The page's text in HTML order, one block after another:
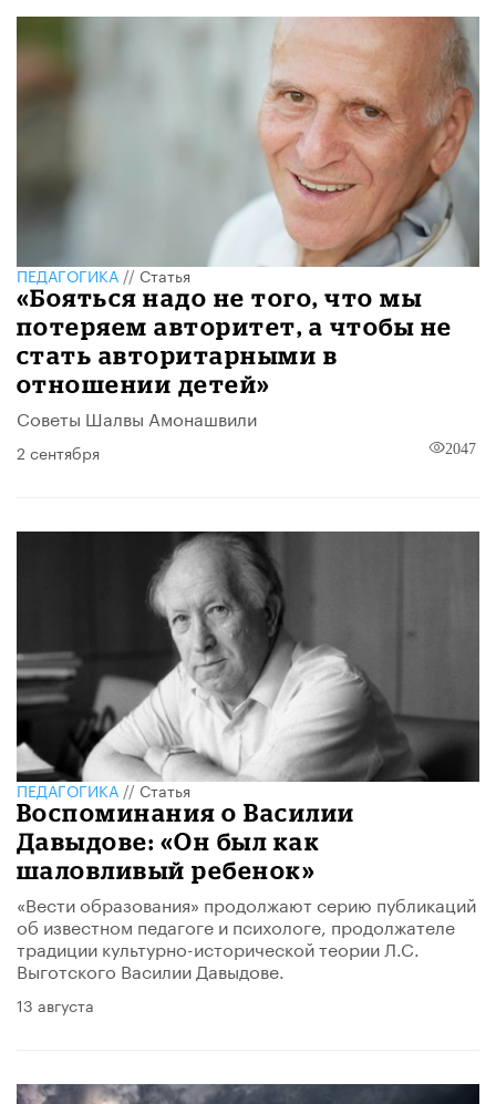
ПЕДАГОГИКА//Статья
«Бояться надо не того, что мы
потеряем авторитет, а чтобы не
стать авторитарными в
отношении детей»
Советы Шалвы Амонашвили
2 сентября 2047
ПЕДАГОГИКА//Статья
Воспоминания о Василии
Давыдове: «Он был как
шаловливый ребенок»
«Вести образования» продолжают серию публикаций
об известном педагоге и психологе, продолжателе
традиции культурно-исторической теории Л.С.
Выготского Василии Давыдове.
13 августа